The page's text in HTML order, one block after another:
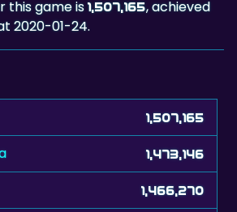
1,473,146
1,466,270
1,414,127